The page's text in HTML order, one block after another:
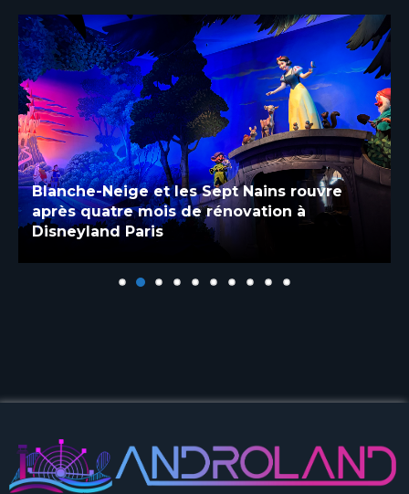
Blanche-Neige et les Sept Nains rouvre
après quatre mois de rénovation à
Disneyland Paris